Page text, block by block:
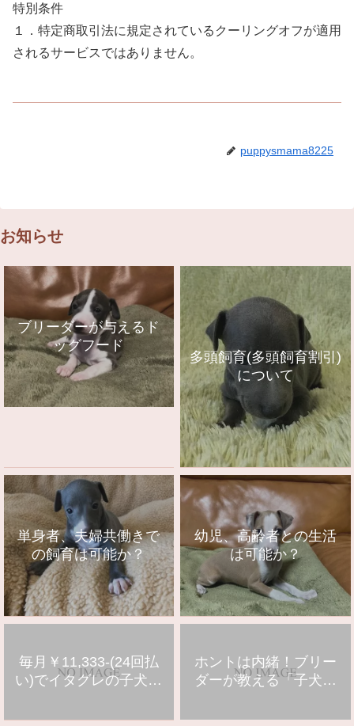
特別条件
１．特定商取引法に規定されているクーリングオフが適用
されるサービスではありません。
puppysmama8225
お知らせ
ブリーダーが与えるド
ッグフード
多頭飼育(多頭飼育割引)
について
単身者、夫婦共働きで
の飼育は可能か？
幼児、高齢者との生活
は可能か？
毎月￥11,333-(24回払
い)でイタグレの子犬を
ホントは内緒！ブリー
ダーが教える「子犬の